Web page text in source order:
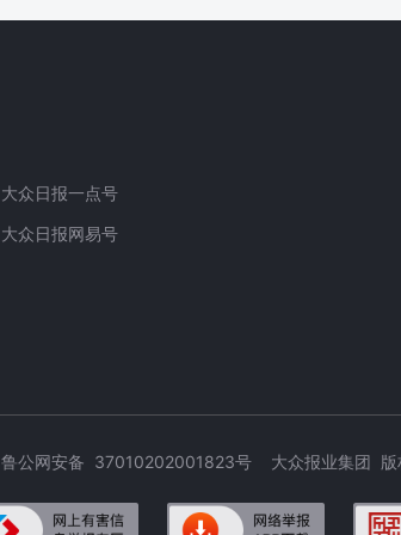
大众日报一点号
大众日报网易号
鲁公网安备 37010202001823号 大众报业集团